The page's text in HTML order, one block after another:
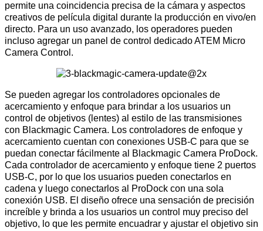
permite una coincidencia precisa de la cámara y aspectos
creativos de película digital durante la producción en vivo/en
directo. Para un uso avanzado, los operadores pueden
incluso agregar un panel de control dedicado ATEM Micro
Camera Control.
Se pueden agregar los controladores opcionales de
acercamiento y enfoque para brindar a los usuarios un
control de objetivos (lentes) al estilo de las transmisiones
con Blackmagic Camera. Los controladores de enfoque y
acercamiento cuentan con conexiones USB-C para que se
puedan conectar fácilmente al Blackmagic Camera ProDock.
Cada controlador de acercamiento y enfoque tiene 2 puertos
USB-C, por lo que los usuarios pueden conectarlos en
cadena y luego conectarlos al ProDock con una sola
conexión USB. El diseño ofrece una sensación de precisión
increíble y brinda a los usuarios un control muy preciso del
objetivo, lo que les permite encuadrar y ajustar el objetivo sin